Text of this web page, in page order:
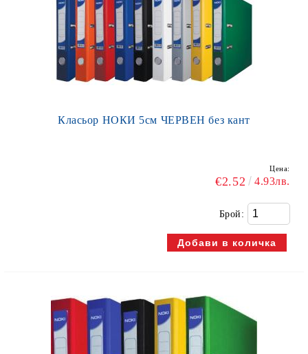
Класьор НОКИ 5см ЧЕРВЕН без кант
Цена:
€2.52 4.93лв.
Брой: